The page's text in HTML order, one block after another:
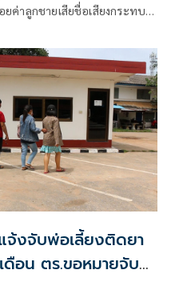
ค่าลูกชายเสียชื่อเสียงกระทบ
จ้งจับพ่อเลี้ยงติดยา
อน ตร.ขอหมายจับ